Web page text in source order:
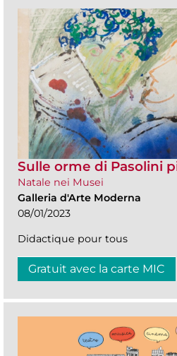
Sulle orme di Pasolini
Natale nei Musei
Galleria d'Arte Moderna
08/01/2023
Didactique pour tous
Gratuit avec la carte MIC